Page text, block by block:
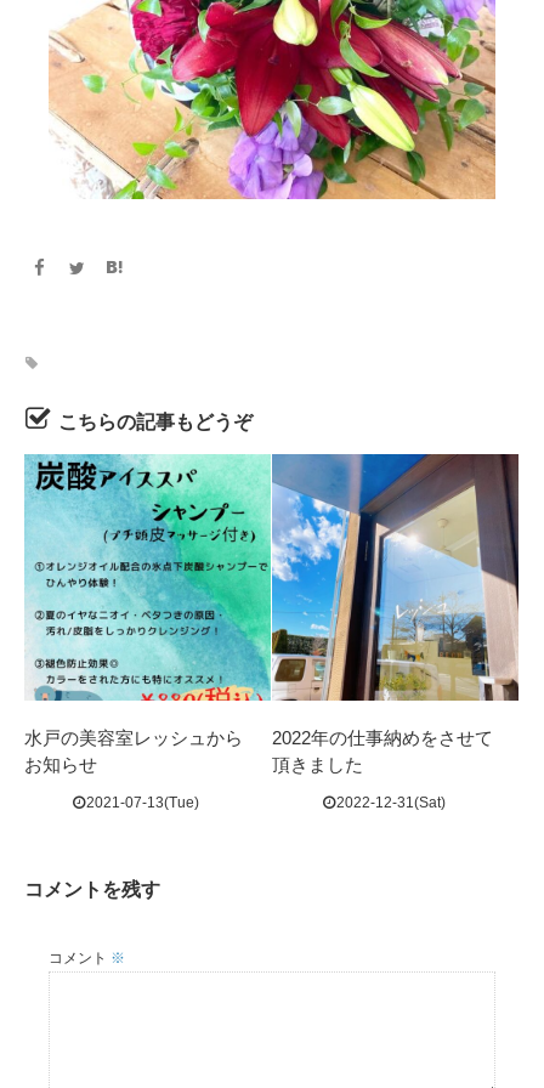
こちらの記事もどうぞ
水戸の美容室レッシュから
お知らせ
2021-07-13(Tue)
2022年の仕事納めをさせて
頂きました
2022-12-31(Sat)
コメントを残す
コメント ※